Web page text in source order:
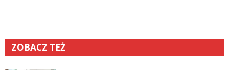
ZOBACZ TEŻ